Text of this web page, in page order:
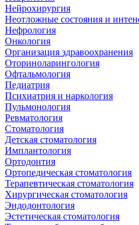
Нейрохирургия
Неотложные состояния и
Нефрология
Онкология
Организация здравоохранения
Оториноларингология
Офтальмология
Педиатрия
Психиатрия и наркология
Пульмонология
Ревматология
Стоматология
Детская стоматология
Имплантология
Ортодонтия
Ортопедическая стоматология
Терапевтическая стоматология
Хирургическая стоматология
Эндодонтология
Эстетическая стоматология